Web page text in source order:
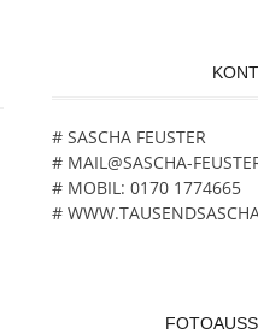
# SASCHA FEUSTER
# MAIL@SASCHA-
# MOBIL: 0170 1774665
#